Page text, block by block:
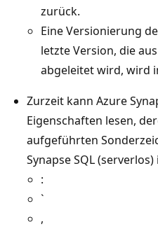
zurück.
Eine Versionierung
letzte Version, die
abgeleitet wird, wird
Zurzeit kann Azure
Eigenschaften lesen,
aufgeführten
Synapse SQL
:
`
,